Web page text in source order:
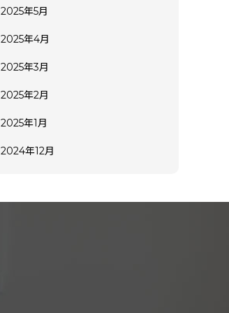
2025年5月
2025年4月
2025年3月
2025年2月
2025年1月
2024年12月